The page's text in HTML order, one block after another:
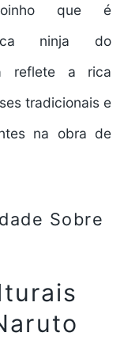
que é
ninja do
reflete a rica
tradicionais e
na obra de
Sobre